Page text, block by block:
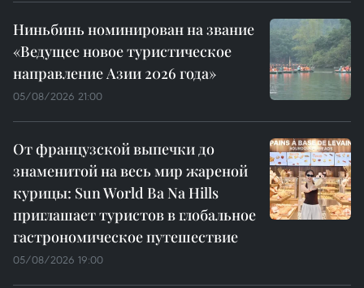
Ниньбинь номинирован на звание
«Ведущее новое туристическое
направление Азии 2026 года»
05/08/2026 21:00
От французской выпечки до
знаменитой на весь мир жареной
курицы: Sun World Ba Na Hills
приглашает туристов в глобальное
гастрономическое путешествие
05/08/2026 19:00